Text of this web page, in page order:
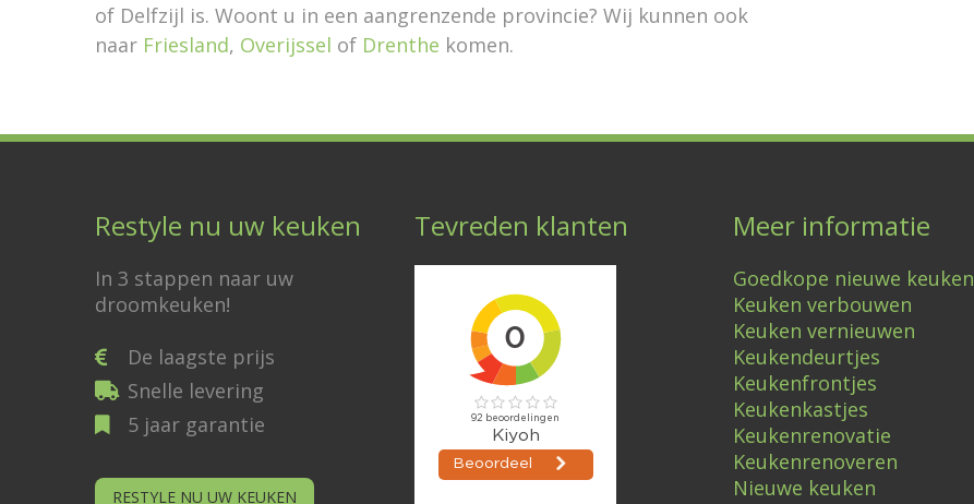
of Delfzijl is. Woont u in een aangrenzende provincie? Wij kunnen ook
naar Friesland, Overijssel of Drenthe komen.
Restyle nu uw keuken
In 3 stappen naar uw
droomkeuken!
De laagste prijs
Snelle levering
5 jaar garantie
RESTYLE NU UW KEUKEN
Tevreden klanten Meer informatie
Goedkope nieuwe keuken
Keuken verbouwen
Keuken vernieuwen
Keukendeurtjes
Keukenfrontjes
Keukenkastjes
Keukenrenovatie
Keukenrenoveren
Nieuwe keuken